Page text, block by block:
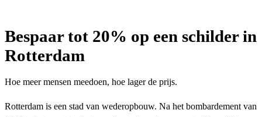
Bespaartot 20% op een schilder in
Rotterdam
Hoe meer mensen meedoen, hoe lager de prijs.
Rotterdam is een stad van wederopbouw. Na het bombardement van